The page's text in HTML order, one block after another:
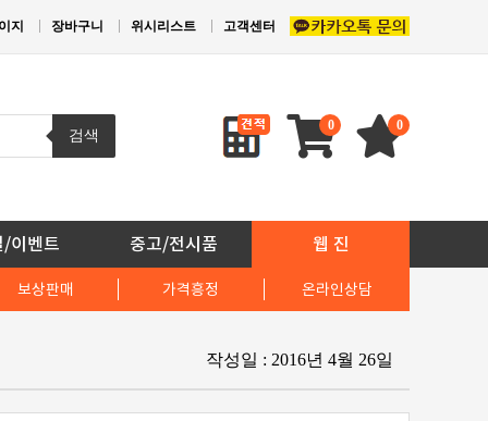
지 장바구니 위시리스트 고객센터
검색
0 0
/이벤트 중고/전시품 웹 진
보상판매 가격흥정 온라인상담
작성일 : 2016년 4월 26일